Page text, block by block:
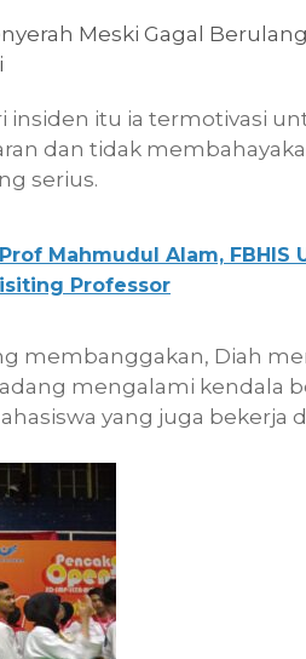
Meski Gagal
insiden itu ia termotivasi
dan tidak
serius.
Mahmudul Alam, FBHIS
Professor
membanggakan, Diah
mengalami kendala
yang juga bekerja